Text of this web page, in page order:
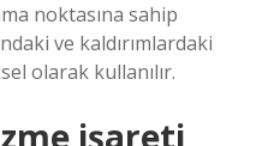
noktasına sahip
ve kaldırımlardaki
olarak kullanılır.
işareti